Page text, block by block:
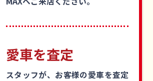
愛車を査定
スタッフが、お客様の愛車を査定